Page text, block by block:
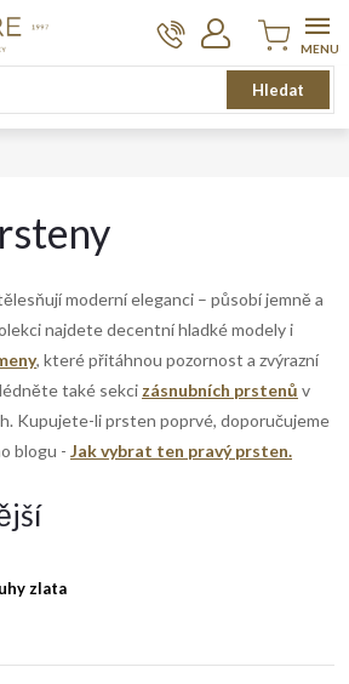
Hledat
Nákupní
košík
moderní eleganci – působí jemně a
najdete decentní hladké modely i
, které přitáhnou pozornost a zvýrazní
také sekci zásnubních prstenů v
Kupujete-li prsten poprvé, doporučujeme
blogu - Jak vybrat ten pravý prsten.
zlata